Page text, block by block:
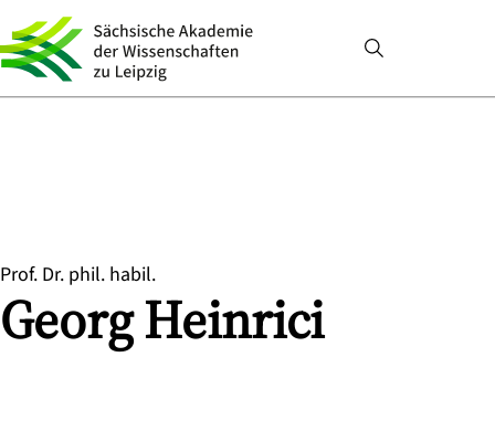
Prof. Dr. phil. habil.
GeorgHeinrici